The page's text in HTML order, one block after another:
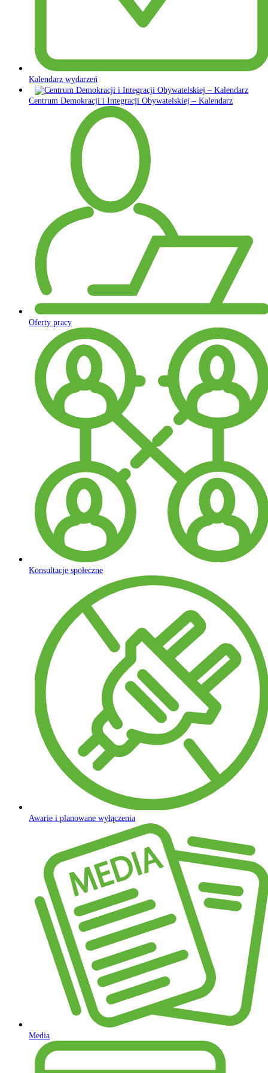
Kalendarz wydarzeń
Centrum Demokracji i Integracji Obywatelskiej – Kalendarz
Oferty pracy
Konsultacje społeczne
Awarie i planowane wyłączenia
Media